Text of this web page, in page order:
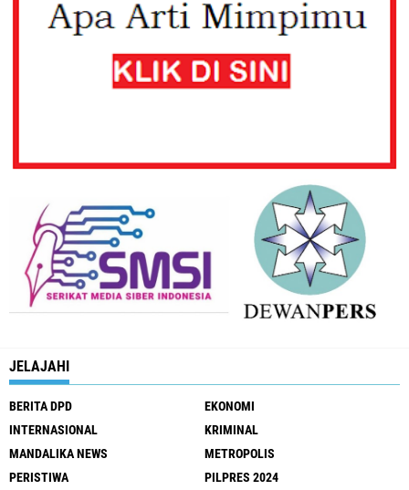
JELAJAHI
BERITA DPD
EKONOMI
INTERNASIONAL
KRIMINAL
MANDALIKA NEWS
METROPOLIS
PERISTIWA
PILPRES 2024